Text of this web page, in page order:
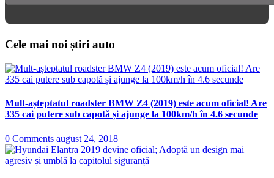
Cele mai noi știri auto
Mult-așteptatul roadster BMW Z4 (2019) este acum oficial! Are
335 cai putere sub capotă și ajunge la 100km/h în 4.6 secunde
0 Comments august 24, 2018